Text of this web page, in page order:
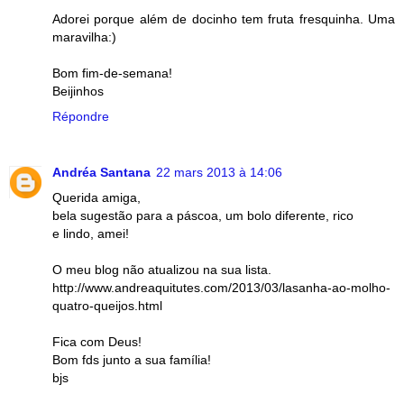
Adorei porque além de docinho tem fruta fresquinha. Uma
maravilha:)
Bom fim-de-semana!
Beijinhos
Répondre
Andréa Santana 22 mars 2013 à 14:06
Querida amiga,
bela sugestão para a páscoa, um bolo diferente, rico
e lindo, amei!
O meu blog não atualizou na sua lista.
http://www.andreaquitutes.com/2013/03/lasanha-ao-molho-
quatro-queijos.html
Fica com Deus!
Bom fds junto a sua família!
bjs